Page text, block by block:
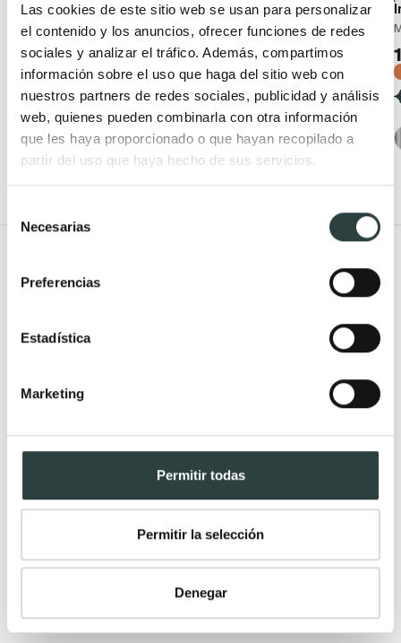
Las cookies de este sitio web se usan para personalizar
el contenido y los anuncios, ofrecer funciones de redes
sociales y analizar el tráfico. Además, compartimos
información sobre el uso que haga del sitio web con
nuestros partners de redes sociales, publicidad y análisis
web, quienes pueden combinarla con otra información
que les haya proporcionado o que hayan recopilado a
partir del uso que haya hecho de sus servicios.
Necesarias
Preferencias
Estadística
Marketing
Permitir todas
Permitir la selección
Denegar
Monza
monomando
50,14€67,76€ −26%
(2)
+ 2
Imex Art
Monomando barra de
altura ajustable
147,56€199,41€
(2)
neoclásicos
Muebles de baño
Lavabos sobre encimera
Lavabos a medida
Lavabos dobles